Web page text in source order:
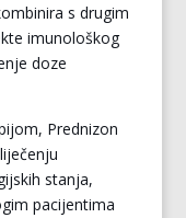
s drugim
imunološkog
doze
Prednizon
stanja,
pacijentima